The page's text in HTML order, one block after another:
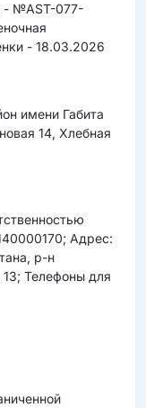
- №AST-077-
- 18.03.2026
имени Габита
14, Хлебная
Адрес:
р-н
Телефоны для